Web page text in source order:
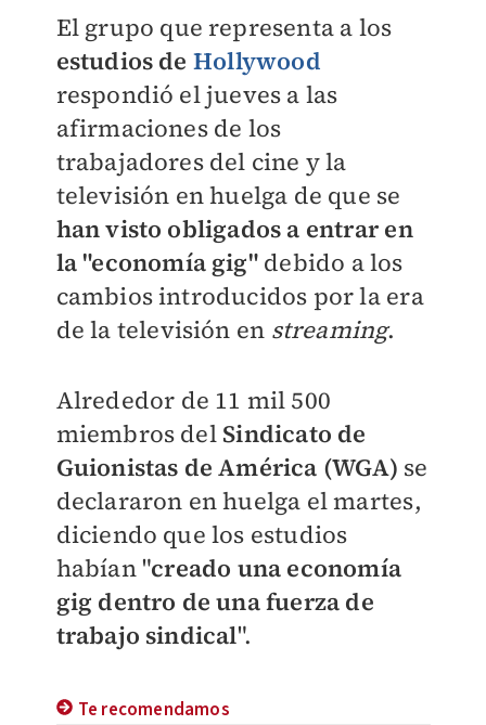
El grupo que representa a los
estudios de Hollywood
respondió el jueves a las
afirmaciones de los
trabajadores del cine y la
televisión en huelga de que se
han visto obligados a entrar en
la "economía gig"debido a los
cambios introducidos por la era
de la televisión en streaming.
Alrededor de 11 mil 500
miembros del Sindicato de
Guionistas de América (WGA) se
declararon en huelga el martes,
diciendo que los estudios
habían "creado una economía
gig dentro de una fuerza de
trabajo sindical".
Te recomendamos